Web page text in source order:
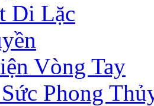
Di Lặc
Vòng Tay
Phong